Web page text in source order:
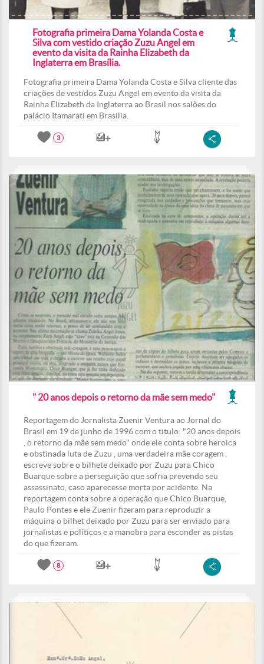
Fotografia primeira Dama Yolanda Costa e
Silva com vestido criação Zuzu Angel em
evento da visita da Rainha Elizabeth da
Inglaterra em Brasília.
Fotografia primeira Dama Yolanda Costa e Silva cliente das
criações de vestidos Zuzu Angel em evento da visita da
Rainha Elizabeth da Inglaterra ao Brasil nos salões do
palácio Itamarati em Brasilia.
3
" 20 anos depois o retorno da mãe sem medo"
Reportagem do Jornalista Zuenir Ventura ao Jornal do
Brasil em 19 de junho de 1996 com o titulo: "20 anos depois
, o retorno da mãe sem medo" onde ele conta sobre heroica
e obstinada luta de Zuzu , uma verdadeira mãe coragem ,
escreve sobre o bilhete deixado por Zuzu para Chico
Buarque sobre a perseguição que sofria prevendo seu
assassinato, caso aparecesse morta por acidente. Na
reportagem conta sobre a operação que Chico Buarque,
Paulo Pontes e ele Zuenir fizeram para reproduzir a
máquina o bilhet deixado por Zuzu para ser enviado para
jornalistas e políticos e a manobra para esconder as pistas
do que fizeram.
8